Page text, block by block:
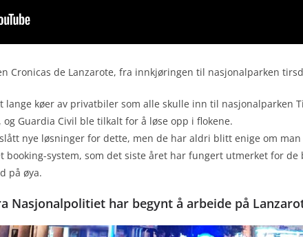
Cronicas de Lanzarote, fra innkjøringen til nasjonalparken
køer av privatbiler som alle skulle inn til nasjonalparken
Guardia Civil ble tilkalt for å løse opp i flokene.
nye løsninger for dette, men de har aldri blitt enige om man
system, som det siste året har fungert utmerket for de
på øya.
Nasjonalpolitiet har begynt å arbeide på